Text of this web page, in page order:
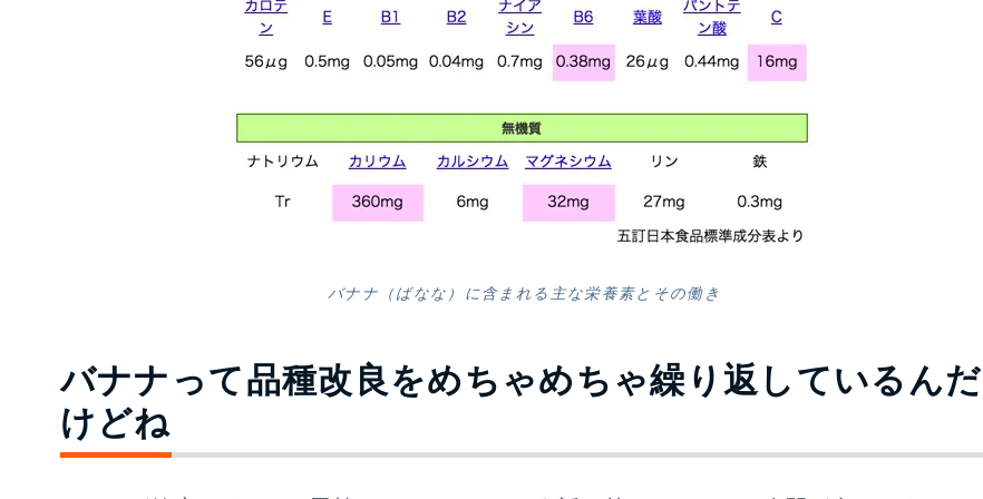
バナナ（ばなな）に含まれる主な栄養素とその働き
バナナって品種改良をめちゃめちゃ繰り返しているんだ
けどね